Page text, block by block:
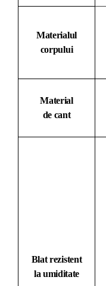
Materialul
corpului
Material
de cant
Blat rezistent
la umiditate